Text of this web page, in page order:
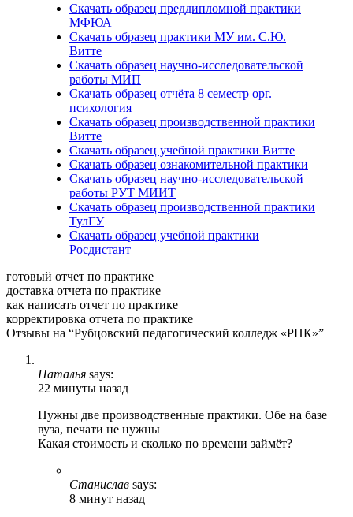
Скачать образец преддипломной практики
МФЮА
Скачать образец практики МУ им. С.Ю.
Витте
Скачать образец научно-исследовательской
работы МИП
Скачать образец отчёта 8 семестр орг.
психология
Скачать образец производственной практики
Витте
Скачать образец учебной практики Витте
Скачать образец ознакомительной практики
Скачать образец научно-исследовательской
работы РУТ МИИТ
Скачать образец производственной практики
ТулГУ
Скачать образец учебной практики
Росдистант
готовый отчет по практике
доставка отчета по практике
как написать отчет по практике
корректировка отчета по практике
Отзывы на “Рубцовский педагогический колледж «РПК»”
Наталья says:
22 минуты назад
Нужны две производственные практики. Обе на базе
вуза, печати не нужны
Какая стоимость и сколько по времени займёт?
Станислав says:
8 минут назад